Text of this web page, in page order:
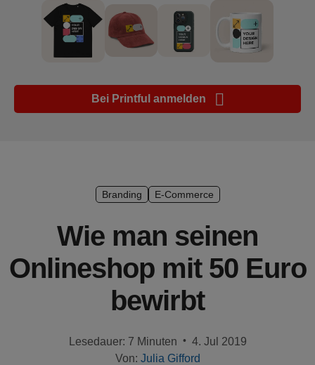
Einsteiger-
Handbuch
Erfolgsgeschichten
Marketing-
Tipps
Verkaufen
Bei Printful anmelden
Branding E-Commerce
Wie man seinen
Onlineshop mit 50 Euro
bewirbt
Lesedauer: 7 Minuten • 4. Jul 2019
Von: Julia Gifford